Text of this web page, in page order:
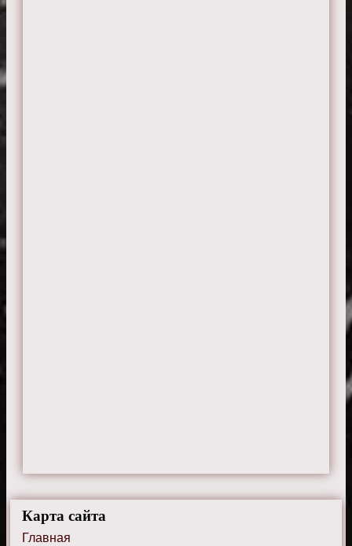
Карта сайта
Главная